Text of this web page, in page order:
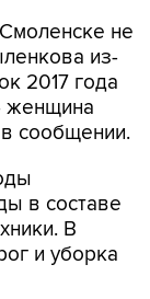
не
из-
2017 года
женщина
сообщении.
в составе
В
и уборка